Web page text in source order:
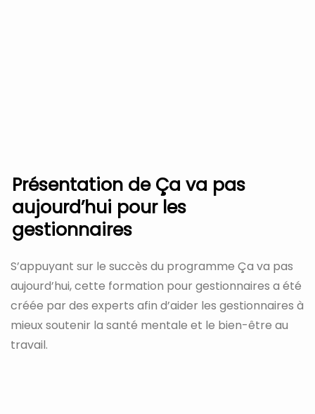
Présentation de Ça va pas
aujourd’hui pour les
gestionnaires
S’appuyant sur le succès du programme Ça va pas
aujourd’hui, cette formation pour gestionnaires a été
créée par des experts afin d’aider les gestionnaires à
mieux soutenir la santé mentale et le bien-être au
travail.